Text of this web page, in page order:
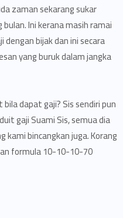
zaman sekarang sukar
Ini kerana masih ramai
bijak dan ini secara
yang buruk dalam jangka
dapat gaji? Sis sendiri pun
gaji Suami Sis, semua dia
kami bincangkan juga. Korang
formula 10-10-10-70